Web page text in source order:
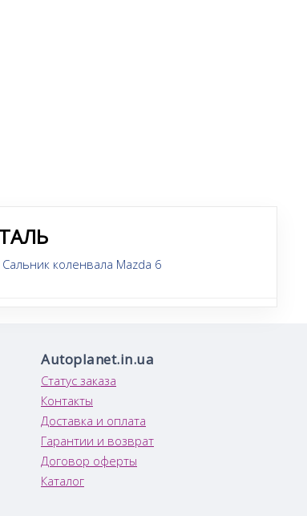
Сальник коленвала Mazda 6
Autoplanet.in.ua
Статус заказа
Контакты
Доставка и оплата
Гарантии и возврат
Договор оферты
Каталог